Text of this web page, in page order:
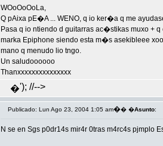
WOoOoOoLa,
Q pAixa pE�A ... WENO, q io ker�a q me
Pasa q io ntiendo d guitarras ac�stikas muxo +
marka Epiphone siendo esta m�s asekibleee
mano q menudo lio tngo.
Un saludoooooo
Thanxxxxxxxxxxxxxxx
�'); //-->
Publicado: Lun Ago 23, 2004 1:05 am�� �Asunto:
N se en Sgs p0dr14s mir4r 0tras m4rc4s pjmplo